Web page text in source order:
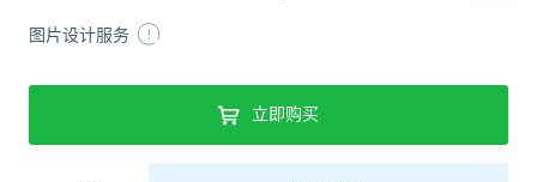
图片设计服务
立即购买